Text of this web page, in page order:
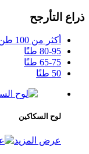
ذراع التأرجح
أكثر من 100 طن
80-95 طنًا
65-75 طنًا
50 طنًا
لوح السكاكين
عرض المزيد